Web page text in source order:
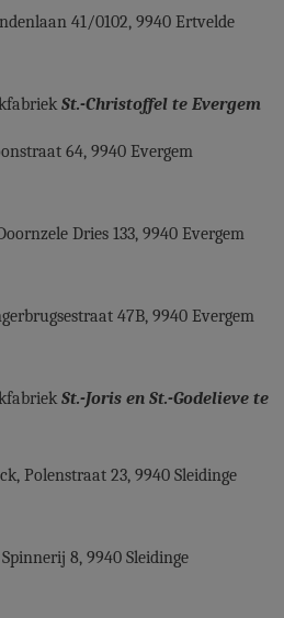
41/0102, 9940 Ertvelde
St.-Christoffel te Evergem
64, 9940 Evergem
Dries 133, 9940 Evergem
47B, 9940 Evergem
St.-Joris en St.-Godelieve te
Polenstraat 23, 9940 Sleidinge
Spinnerij 8, 9940 Sleidinge